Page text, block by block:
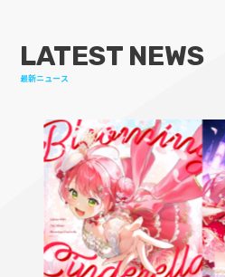
LATEST NEWS
最新ニュース